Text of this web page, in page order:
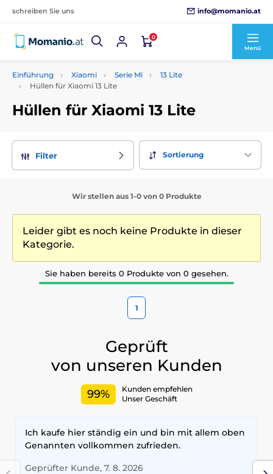
schreiben Sie uns info@momanio.at
0
Menü
Einführung Xiaomi Serie Mi
13 Lite
Hüllen für Xiaomi 13 Lite
Hüllen für Xiaomi 13 Lite
Filter Sortierung
Wir stellen aus 1-0 von 0 Produkte
Leider gibt es noch keine Produkte in dieser
Kategorie.
Sie haben bereits 0 Produkte von 0 gesehen.
1
Geprüft
von unseren Kunden
99%
Kunden empfehlen
Unser Geschäft
Ich kaufe hier ständig ein und bin mit allem oben
Genannten vollkommen zufrieden.
Geprüfter Kunde, 7. 8. 2026